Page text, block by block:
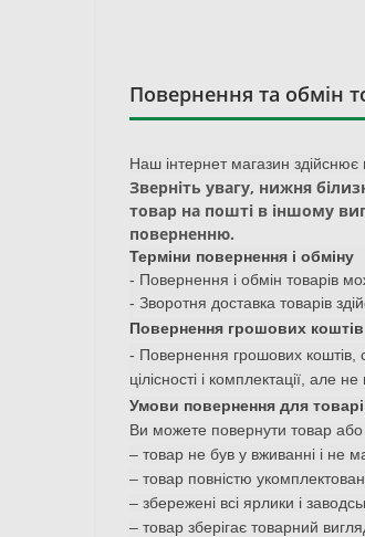
Повернення та обмін
Наш інтернет магазин здійснює
Зверніть увагу, нижня
товар на пошті в іншому
поверненню.
Терміни повернення і обміну
- Повернення і обмін товарів
- Зворотня доставка товарів
Повернення грошових коштів
- Повернення грошових коштів,
цілісності і комплектації, але
Умови повернення для
Ви можете повернути товар
– товар не був у вживанні і не
– товар повністю
– збережені всі ярлики і
– товар зберігає товарний